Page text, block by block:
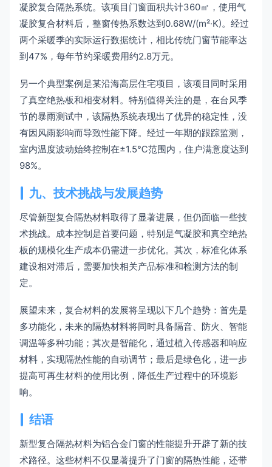
凝胶复合隔热系统。该项目门窗面积共计360㎡，使用气
凝胶复合材料后，整窗传热系数达到0.68W/(m²·K)。经过
两个采暖季的实际运行数据统计，相比传统门窗节能率达
到47%，每年节约采暖费用约2.8万元。
另一个典型案例是某沿海高层住宅项目，该项目同时采用
了真空绝热板和相变材料。特别值得关注的是，在台风季
节的暴雨测试中，该隔热系统表现出了优异的稳定性，没
有因风雨影响而导致性能下降。经过一年期的跟踪监测，
室内温度波动始终控制在±1.5℃范围内，住户满意度达到
98%。
九、技术挑战与发展趋势
尽管新型复合隔热材料取得了显著进展，但仍面临一些技
术挑战。成本控制是首要问题，特别是气凝胶和真空绝热
板的规模化生产成本仍需进一步优化。其次，标准化体系
建设相对滞后，需要加快相关产品标准和检测方法的制
定。
展望未来，复合材料的发展将呈现以下几个趋势：首先是
多功能化，未来的隔热材料将同时具备隔音、防火、智能
调温等多种功能；其次是智能化，通过植入传感器和响应
材料，实现隔热性能的自动调节；最后是绿色化，进一步
提高可再生材料的使用比例，降低生产过程中的环境影
响。
结语
新型复合隔热材料为铝合金门窗的性能提升开辟了新的技
术路径。这些材料不仅显著提升了门窗的隔热性能，还带